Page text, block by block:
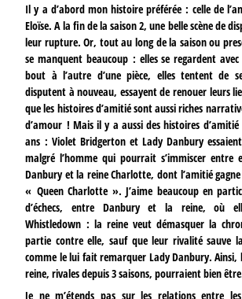
Il y a d’abord mon histoire préférée : celle de
Eloïse. A la fin de la saison 2, une belle scène de
leur rupture. Or, tout au long de la saison ou
se manquent beaucoup : elles se regardent
bout à l’autre d’une pièce, elles tentent de
disputent à nouveau, essayent de renouer leurs
que les histoires d’amitié sont aussi riches
d’amour ! Mais il y a aussi des histoires
ans : Violet Bridgerton et Lady Danbury
malgré l’homme qui pourrait s’immiscer entre
Danbury et la reine Charlotte, dont l’amitié
« Queen Charlotte ». J’aime beaucoup en
d’échecs, entre Danbury et la reine, où
Whistledown : la reine veut démasquer la
partie contre elle, sauf que leur rivalité sauve
comme le lui fait remarquer Lady Danbury.
reine, rivales depuis 3 saisons, pourraient bien
Je ne m’étends pas sur les relations entre